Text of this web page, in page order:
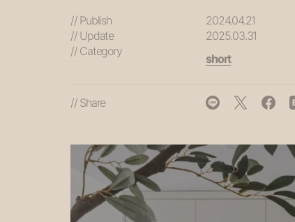
// Publish
2024.04.21
// Update
2025.03.31
// Category
short
// Share